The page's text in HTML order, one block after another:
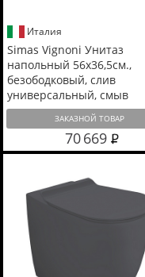
Италия
Simas Vignoni Унитаз
напольный 56х36,5см.,
безободковый, слив
универсальный, смыв
TORNADO (green vertigo),
цвет: moka matt
ЗАКАЗНОЙ ТОВАР
70 669